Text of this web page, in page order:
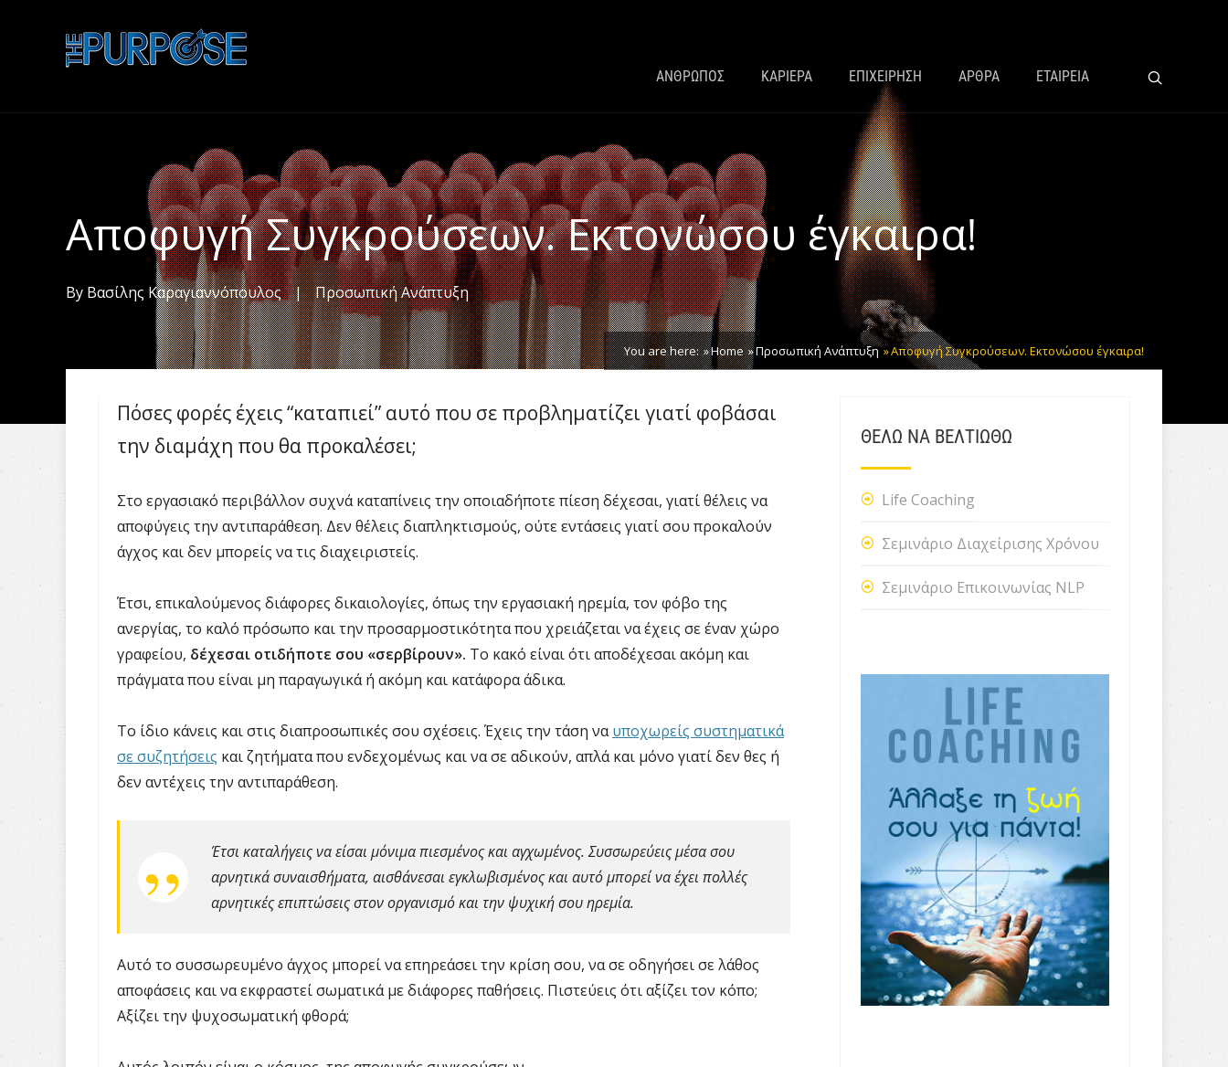
ΑΝΘΡΩΠΟΣ ΚΑΡΙΕΡΑ ΕΠΙΧΕΙΡΗΣΗ ΑΡΘΡΑ ΕΤΑΙΡΕΙΑ
Αποφυγή Συγκρούσεων. Εκτονώσου έγκαιρα!
By Βασίλης Καραγιαννόπουλος | Προσωπική Ανάπτυξη
You are here: Home Προσωπική Ανάπτυξη Αποφυγή Συγκρούσεων. Εκτονώσου έγκαιρα!
Πόσες φορές έχεις “καταπιεί” αυτό που σε προβληματίζει γιατί φοβάσαι
την διαμάχη που θα προκαλέσει;
Στο εργασιακό περιβάλλον συχνά καταπίνεις την οποιαδήποτε πίεση δέχεσαι, γιατί θέλεις να
αποφύγεις την αντιπαράθεση. Δεν θέλεις διαπληκτισμούς, ούτε εντάσεις γιατί σου προκαλούν
άγχος και δεν μπορείς να τις διαχειριστείς.
Έτσι, επικαλούμενος διάφορες δικαιολογίες, όπως την εργασιακή ηρεμία, τον φόβο της
ανεργίας, το καλό πρόσωπο και την προσαρμοστικότητα που χρειάζεται να έχεις σε έναν χώρο
γραφείου, δέχεσαι οτιδήποτε σου «σερβίρουν». Το κακό είναι ότι αποδέχεσαι ακόμη και
πράγματα που είναι μη παραγωγικά ή ακόμη και κατάφορα άδικα.
Το ίδιο κάνεις και στις διαπροσωπικές σου σχέσεις. Έχεις την τάση ναυποχωρείς συστηματικά
σε συζητήσεις και ζητήματα που ενδεχομένως και να σε αδικούν, απλά και μόνο γιατί δεν θες ή
δεν αντέχεις την αντιπαράθεση.
Έτσι καταλήγεις να είσαι μόνιμα πιεσμένος και αγχωμένος. Συσσωρεύεις μέσα σου
αρνητικά συναισθήματα, αισθάνεσαι εγκλωβισμένος και αυτό μπορεί να έχει πολλές
αρνητικές επιπτώσεις στον οργανισμό και την ψυχική σου ηρεμία.
Αυτό το συσσωρευμένο άγχος μπορεί να επηρεάσει την κρίση σου, να σε οδηγήσει σε λάθος
αποφάσεις και να εκφραστεί σωματικά με διάφορες παθήσεις. Πιστεύεις ότι αξίζει τον κόπο;
Αξίζει την ψυχοσωματική φθορά;
ΘΕΛΩ ΝΑ ΒΕΛΤΙΩΘΩ
Life Coaching
Σεμινάριο Διαχείρισης Χρόνου
Σεμινάριο Επικοινωνίας NLP